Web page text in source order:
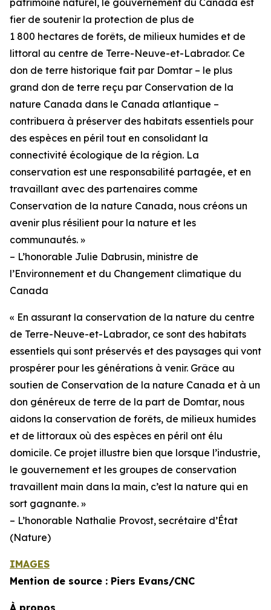
fier de soutenir la protection de plus de
1 800 hectares de forêts, de milieux humides et de
littoral au centre de Terre-Neuve-et-Labrador. Ce
don de terre historique fait par Domtar – le plus
grand don de terre reçu par Conservation de la
nature Canada dans le Canada atlantique –
contribuera à préserver des habitats essentiels pour
des espèces en péril tout en consolidant la
connectivité écologique de la région. La
conservation est une responsabilité partagée, et en
travaillant avec des partenaires comme
Conservation de la nature Canada, nous créons un
avenir plus résilient pour la nature et les
communautés. »
– L’honorable Julie Dabrusin, ministre de
l’Environnement et du Changement climatique du
Canada
« En assurant la conservation de la nature du centre
de Terre-Neuve-et-Labrador, ce sont des habitats
essentiels qui sont préservés et des paysages qui vont
prospérer pour les générations à venir. Grâce au
soutien de Conservation de la nature Canada et à un
don généreux de terre de la part de Domtar, nous
aidons la conservation de forêts, de milieux humides
et de littoraux où des espèces en péril ont élu
domicile. Ce projet illustre bien que lorsque l’industrie,
le gouvernement et les groupes de conservation
travaillent main dans la main, c’est la nature qui en
sort gagnante. »
– L’honorable Nathalie Provost, secrétaire d’État
(Nature)
IMAGES
Mention de source : Piers Evans/CNC
À propos